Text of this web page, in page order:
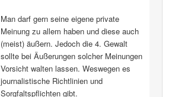
Man darf gern seine eigene private
Meinung zu allem haben und diese auch
(meist) äußern. Jedoch die 4. Gewalt
sollte bei Äußerungen solcher Meinungen
Vorsicht walten lassen. Weswegen es
journalistische Richtlinien und
Sorgfaltspflichten gibt.